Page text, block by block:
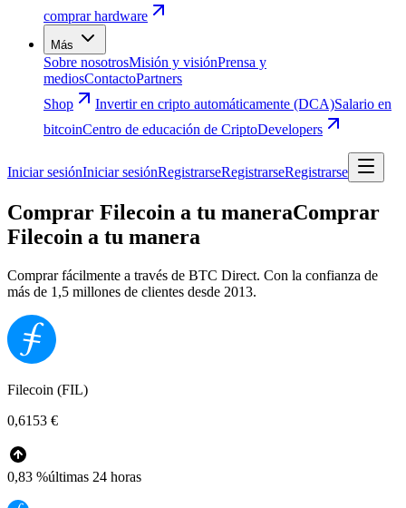
comprar hardware
Más
Sobre nosotrosMisión y visiónPrensa y
mediosContactoPartners
Shop
Invertir en cripto automáticamente (DCA)Salario en
bitcoinCentro de educación de CriptoDevelopers
Iniciar sesiónIniciar sesiónRegistrarseRegistrarseRegistrarse
Comprar Filecoin a tu maneraComprar
Filecoin a tu manera
Comprar fácilmente a través de BTC Direct. Con la confianza de
más de 1,5 millones de clientes desde 2013.
Filecoin (FIL)
0,6153 €
0,83 %últimas 24 horas